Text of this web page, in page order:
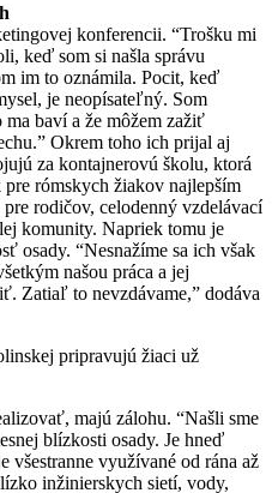
konferencii. “Trošku mi
keď som si našla správu
im to oznámila. Pocit, keď
je neopísateľný. Som
ma baví a že môžem zažiť
Okrem toho ich prijal aj
za kontajnerovú školu, ktorá
rómskych žiakov najlepším
rodičov, celodenný vzdelávací
komunity. Napriek tomu je
osady. “Nesnažíme sa ich však
našou práca a jej
Zatiaľ to nevzdávame,” dodáva
pripravujú žiaci už
majú zálohu. “Našli sme
blízkosti osady. Je hneď
všestranne využívané od rána až
inžinierskych sietí, vody,